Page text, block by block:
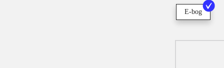
E-bog